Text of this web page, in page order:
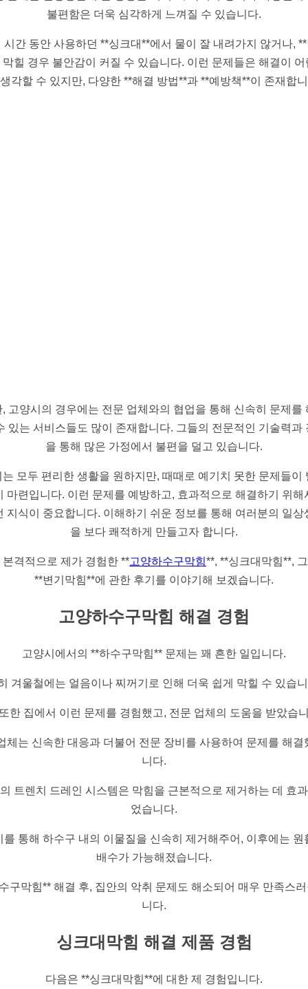
불편함은 더욱 심각하게 느껴질 수 있습니다.
시간 동안 사용하던 **싱크대**에서 물이 잘 내려가지 않거나,
막힐 경우 불안감이 커질 수 있습니다. 이런 문제들은 해결이 어
각할 수 있지만, 다양한 **해결 방법**과 **예방책**이 존재합
, 고양시의 경우에는 전문 업체와의 협업을 통해 신속히 문제를
있는 서비스들도 많이 존재합니다. 그들의 전문적인 기술력과
을 통해 많은 가정에서 불편을 덜고 있습니다.
는 모두 편리한 생활을 원하지만, 때때로 예기치 못한 문제들이
마련입니다. 이런 문제를 예방하고, 효과적으로 해결하기 위해
지식이 중요합니다. 이해하기 쉬운 정보를 통해 여러분의 일상
을 보다 쾌적하게 만들고자 합니다.
본격적으로 제가 경험한 **고양하수구막힘**, **싱크대막힘**,
**변기막힘**에 관한 후기를 이야기해 보겠습니다.
고양하수구막힘 해결 경험
고양시에서의 **하수구막힘** 문제는 꽤 흔한 일입니다.
겨울철에는 얼음이나 찌꺼기로 인해 더욱 쉽게 막힐 수 있습
한 집에서 이런 문제를 경험했고, 전문 업체의 도움을 받았습
체는 신속한 대응과 더불어 전문 장비를 사용하여 문제를 해결
니다.
트렌치 드레인 시스템은 막힘을 근본적으로 제거하는 데 효
었습니다.
를 통해 하수구 내의 이물질을 신속히 제거해주어, 이후에는 원
배수가 가능해졌습니다.
구막힘** 해결 후, 집안의 악취 문제도 해소되어 매우 만족스
니다.
싱크대막힘 해결 제품 경험
다음은 **싱크대막힘**에 대한 제 경험입니다.